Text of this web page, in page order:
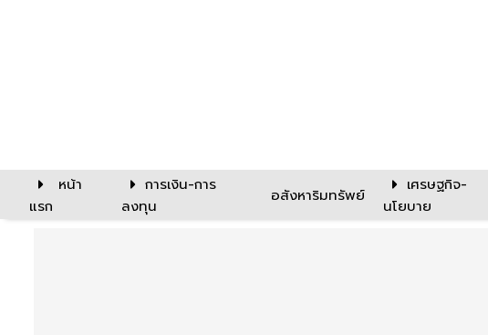
หน้า
แรก
การเงิน-การ
ลงทุน
อสังหาริมทรัพย์
เศรษฐกิจ-
นโยบาย